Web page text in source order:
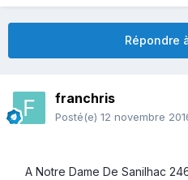
Répondre
franchris
Posté(e) 12 novembre
A Notre Dame De Sanilhac